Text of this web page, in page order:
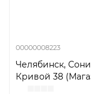
00000008223
Челябинск, Сони
Кривой 38